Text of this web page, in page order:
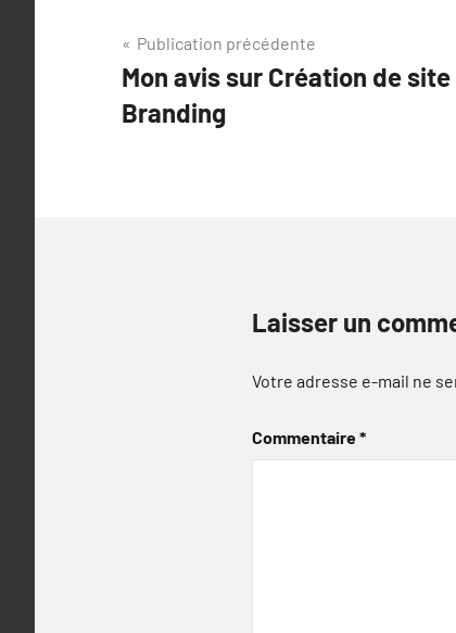
Navigation
de
l’article
Publication précédente
Mon avis sur Création de
Branding
Laisser un
Votre adresse e-mail ne
Commentaire*